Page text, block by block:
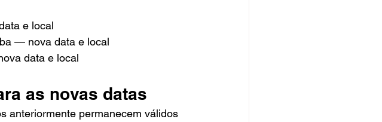
e local
— nova data e local
data e local
as novas datas
anteriormente permanecem válidos